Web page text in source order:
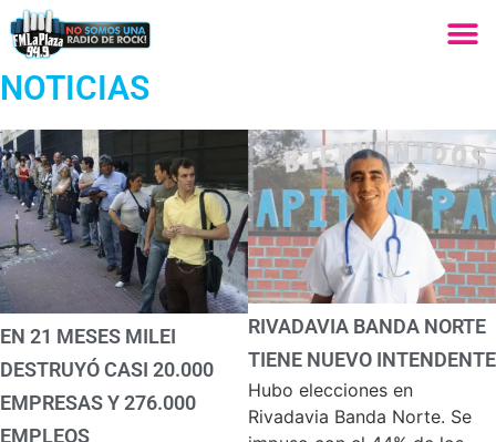
NOTICIAS
EN 21 MESES MILEI
DESTRUYÓ CASI 20.000
EMPRESAS Y 276.000
EMPLEOS
RIVADAVIA BANDA NORTE
TIENE NUEVO INTENDENTE
Hubo elecciones en
Rivadavia Banda Norte. Se